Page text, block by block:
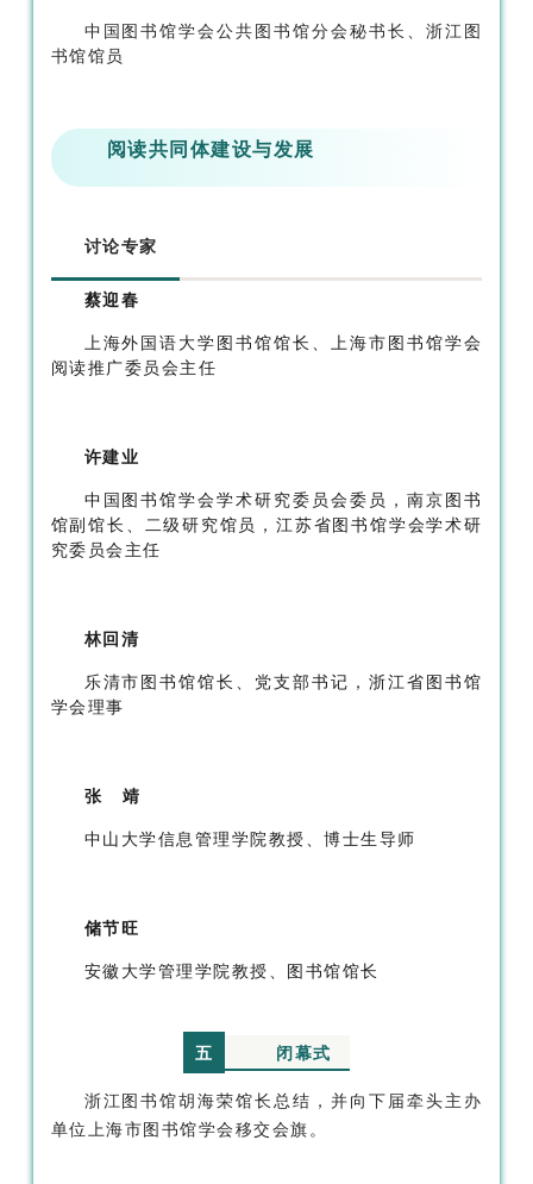
中国图书馆学会公共图书馆分会秘书长、浙江图
书馆馆员
阅读共同体建设与发展
讨论专家
蔡迎春
上海外国语大学图书馆馆长、上海市图书馆学会
阅读推广委员会主任
许建业
中国图书馆学会学术研究委员会委员，南京图书
馆副馆长、二级研究馆员，江苏省图书馆学会学术研
究委员会主任
林回清
乐清市图书馆馆长、党支部书记，浙江省图书馆
学会理事
张 靖
中山大学信息管理学院教授、博士生导师
储节旺
安徽大学管理学院教授、图书馆馆长
五 闭幕式
浙江图书馆胡海荣馆长总结，并向下届牵头主办
单位上海市图书馆学会移交会旗。